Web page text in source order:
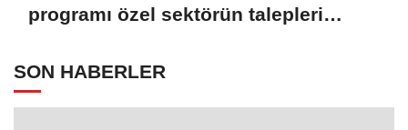
programı özel sektörün talepleri
SON HABERLER